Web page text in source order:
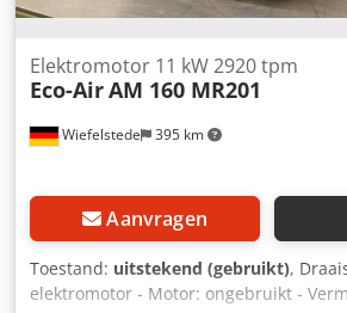
Wiefelstede 395 km
Elektromotor 11 kW 2920 tpm
Eco-AirAM 160 MR201
Aanvragen
Toestand: uitstekend (gebruikt),
elektromotor - Motor: ongebruikt -